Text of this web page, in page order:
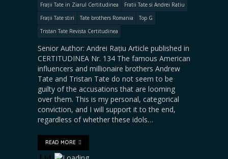
Frații Tate in Ziarul Certitudinea
Fratii Tate si Andrei Ratiu
Frații Tate stiri
Tate brothers Romania
Top G
Tristan Tate Revista Certitudinea
Senior Author: Andrei Rațiu Article published in
CERTITUDINEA Nr. 134 The famous American
influencers and millionaire brothers Andrew
Tate and Tristan Tate do not seem to be
guilty of the accusations that are looming
over them. This is my personal, categorical
conviction, and I will support it to the end,
regardless of whether these idols…
READ MORE